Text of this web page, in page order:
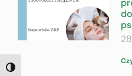
TOGGLE HIGH CONTRAST